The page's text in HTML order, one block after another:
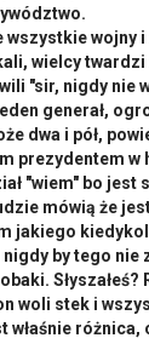
wszystkie wojny
wielcy twardzi
"sir, nigdy nie
generał,
dwa i pół,
prezydentem
"wiem" bo jest
mówią że
jakiego
by tego nie
woli stek i
właśnie różnica,